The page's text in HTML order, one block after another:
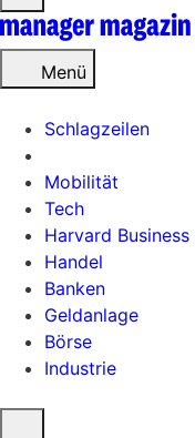
öffnen
Menü
Schlagzeilen
Mobilität
Tech
Harvard
Handel
Banken
Geldanlage
Börse
Industrie